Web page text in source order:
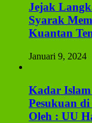
Jejak
Syarak
Kuantan
Januari 9, 2024
Kadar
Pesukuan
Oleh : UU